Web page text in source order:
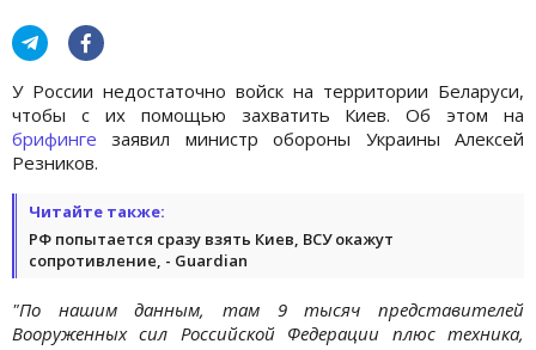
У России недостаточно войск на территории Беларуси,
чтобы с их помощью захватить Киев. Об этом на
брифинге заявил министр обороны Украины Алексей
Резников.
Читайте также:
РФ попытается сразу взять Киев, ВСУ окажут
сопротивление, - Guardian
"По нашим данным, там 9 тысяч представителей
Вооруженных сил Российской Федерации плюс техника,